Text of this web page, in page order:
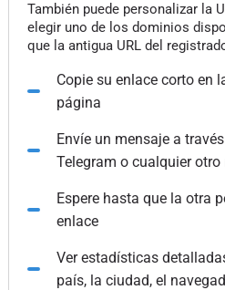
También puede personalizar la
elegir uno de los dominios
que la antigua URL del
Copie su enlace corto en
página
Envíe un mensaje a
Telegram o cualquier otro
Espere hasta que la otra
enlace
Ver estadísticas
país, la ciudad, el